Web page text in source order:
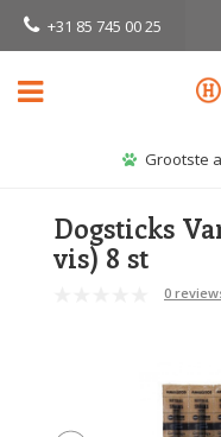
+31 85 745 00 25
Grootste
Dogsticks
vis) 8 st
0